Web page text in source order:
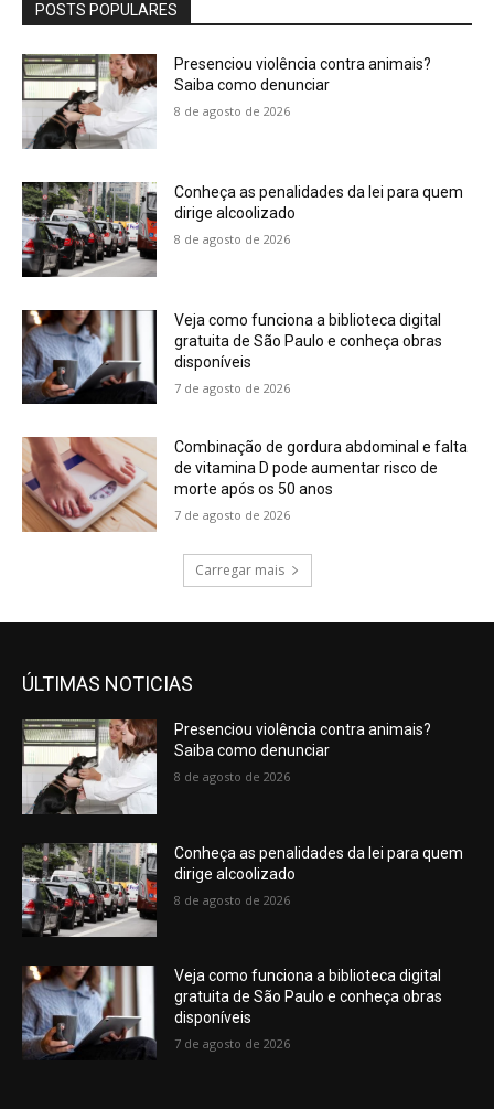
POSTS POPULARES
Presenciou violência contra animais?
Saiba como denunciar
8 de agosto de 2026
Conheça as penalidades da lei para quem
dirige alcoolizado
8 de agosto de 2026
Veja como funciona a biblioteca digital
gratuita de São Paulo e conheça obras
disponíveis
7 de agosto de 2026
Combinação de gordura abdominal e falta
de vitamina D pode aumentar risco de
morte após os 50 anos
7 de agosto de 2026
Carregar mais
ÚLTIMAS NOTICIAS
Presenciou violência contra animais?
Saiba como denunciar
8 de agosto de 2026
Conheça as penalidades da lei para quem
dirige alcoolizado
8 de agosto de 2026
Veja como funciona a biblioteca digital
gratuita de São Paulo e conheça obras
disponíveis
7 de agosto de 2026